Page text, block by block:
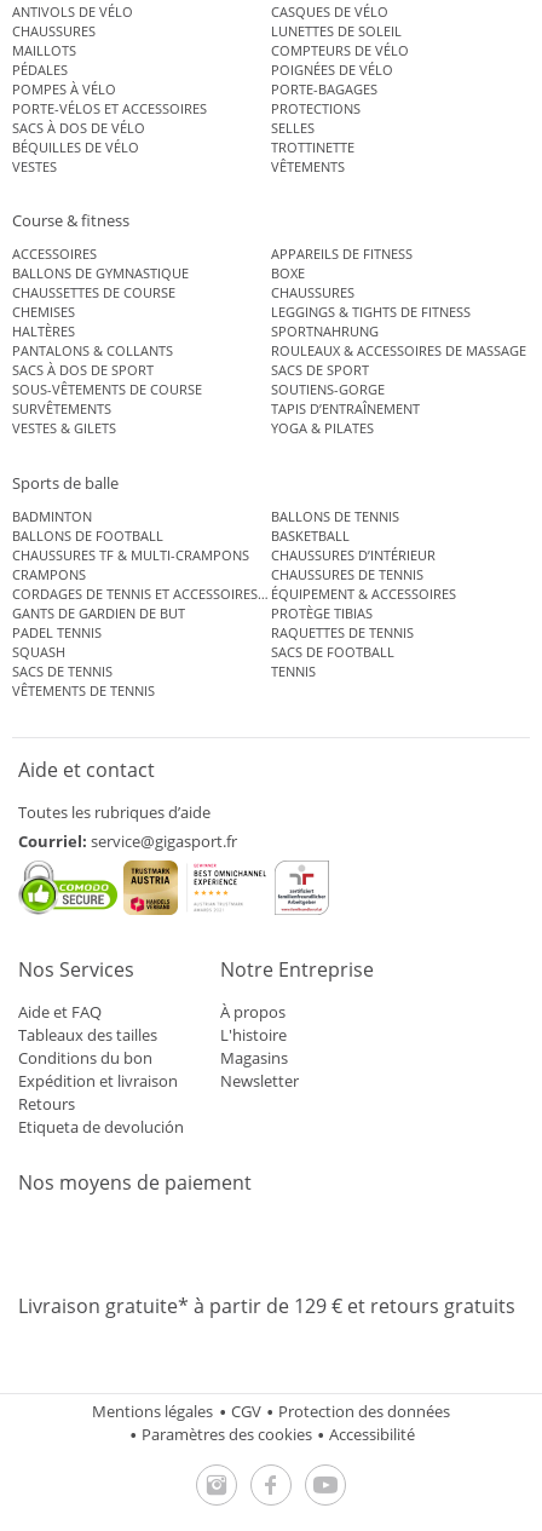
ANTIVOLS DE VÉLO
CASQUES DE VÉLO
CHAUSSURES
LUNETTES DE SOLEIL
MAILLOTS
COMPTEURS DE VÉLO
PÉDALES
POIGNÉES DE VÉLO
POMPES À VÉLO
PORTE-BAGAGES
PORTE-VÉLOS ET ACCESSOIRES
PROTECTIONS
SACS À DOS DE VÉLO
SELLES
BÉQUILLES DE VÉLO
TROTTINETTE
VESTES
VÊTEMENTS
Course & fitness
ACCESSOIRES
APPAREILS DE FITNESS
BALLONS DE GYMNASTIQUE
BOXE
CHAUSSETTES DE COURSE
CHAUSSURES
CHEMISES
LEGGINGS & TIGHTS DE FITNESS
HALTÈRES
SPORTNAHRUNG
PANTALONS & COLLANTS
ROULEAUX & ACCESSOIRES DE MASSAGE
SACS À DOS DE SPORT
SACS DE SPORT
SOUS-VÊTEMENTS DE COURSE
SOUTIENS-GORGE
SURVÊTEMENTS
TAPIS D’ENTRAÎNEMENT
VESTES & GILETS
YOGA & PILATES
Sports de balle
BADMINTON
BALLONS DE TENNIS
BALLONS DE FOOTBALL
BASKETBALL
CHAUSSURES TF & MULTI-CRAMPONS
CHAUSSURES D’INTÉRIEUR
CRAMPONS
CHAUSSURES DE TENNIS
CORDAGES DE TENNIS ET ACCESSOIRES DE TENNISÉQUIPEMENT & ACCESSOIRES
GANTS DE GARDIEN DE BUT
PROTÈGE TIBIAS
PADEL TENNIS
RAQUETTES DE TENNIS
SQUASH
SACS DE FOOTBALL
SACS DE TENNIS
TENNIS
VÊTEMENTS DE TENNIS
Aide et contact
Toutes les rubriques d’aide
Courriel: service@gigasport.fr
Nos Services
Aide et FAQ
Tableaux des tailles
Conditions du bon
Expédition et livraison
Retours
Etiqueta de devolución
Notre Entreprise
À propos
L'histoire
Magasins
Newsletter
Nos moyens de paiement
Livraison gratuite* à partir de 129 € et retours gratuits
Mentions légales CGV
Protection des données
Paramètres des cookies
Accessibilité